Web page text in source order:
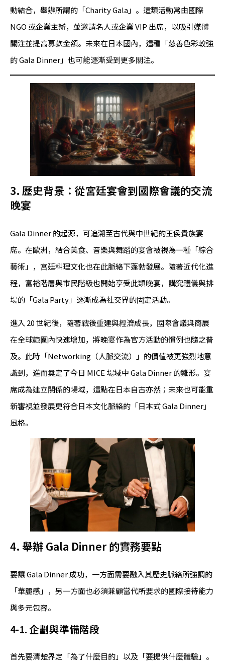
動結合，舉辦所謂的「Charity Gala」。這類活動常由國際
NGO 或企業主辦，並邀請名人或企業 VIP 出席，以吸引媒體
關注並提高募款金額。未來在日本國內，這種「慈善色彩較強
的 Gala Dinner」也可能逐漸受到更多關注。
3. 歷史背景：從宮廷宴會到國際會議的交流
晚宴
Gala Dinner 的起源，可追溯至古代與中世紀的王侯貴族宴
席。在歐洲，結合美食、音樂與舞蹈的宴會被視為一種「綜合
藝術」，宮廷料理文化也在此脈絡下蓬勃發展。隨著近代化進
程，富裕階層與市民階級也開始享受此類晚宴，講究禮儀與排
場的「Gala Party」逐漸成為社交界的固定活動。
進入 20 世紀後，隨著戰後重建與經濟成長，國際會議與商展
在全球範圍內快速增加，將晚宴作為官方活動的慣例也隨之普
及。此時「Networking（人脈交流）」的價值被更強烈地意
識到，進而奠定了今日 MICE 場域中 Gala Dinner 的雛形。宴
席成為建立關係的場域，這點在日本自古亦然；未來也可能重
新審視並發展更符合日本文化脈絡的「日本式 Gala Dinner」
風格。
4. 舉辦 Gala Dinner 的實務要點
要讓 Gala Dinner 成功，一方面需要融入其歷史脈絡所強調的
「華麗感」，另一方面也必須兼顧當代所要求的國際接待能力
與多元包容。
4-1. 企劃與準備階段
首先要清楚界定「為了什麼目的」以及「要提供什麼體驗」。